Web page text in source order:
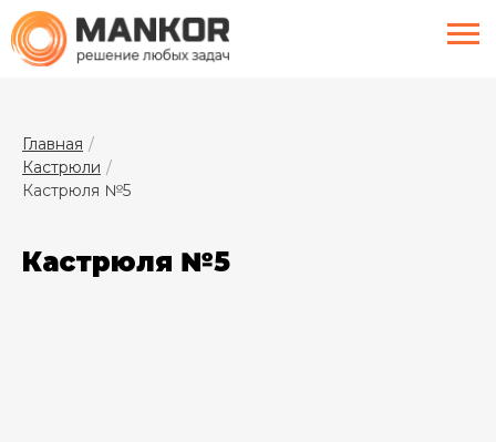
menu
Главная
Кастрюли
Кастрюля №5
Кастрюля №5